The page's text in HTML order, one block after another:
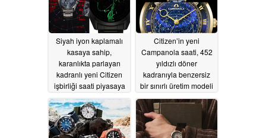
Siyah iyon kaplamalı
kasaya sahip,
karanlıkta parlayan
kadranlı yeni Citizen
işbirliği saati piyasaya
sürüldü07/02/2026
Citizen’in yeni
Campanola saati, 452
yıldızlı döner
kadranıyla benzersiz
bir sınırlı üretim modeli
olarak piyasaya
sürüldü
07/01/2026